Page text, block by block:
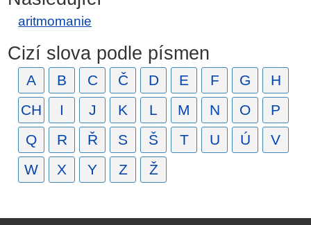
aritmomanie
Cizí slova podle písmen
A B C Č D E F G
H
CH
I J K L M N O
P
Q
R Ř S Š T U Ú
V
W
X Y Z Ž